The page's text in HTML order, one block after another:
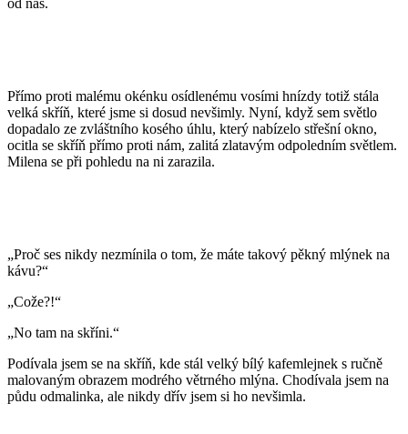
od nás.
Přímo proti malému okénku osídlenému vosími hnízdy totiž stála
velká skříň, které jsme si dosud nevšimly. Nyní, když sem světlo
dopadalo ze zvláštního kosého úhlu, který nabízelo střešní okno,
ocitla se skříň přímo proti nám, zalitá zlatavým odpoledním světlem.
Milena se při pohledu na ni zarazila.
„Proč ses nikdy nezmínila o tom, že máte takový pěkný mlýnek na
kávu?“
„Cože?!“
„No tam na skříni.“
Podívala jsem se na skříň, kde stál velký bílý kafemlejnek s ručně
malovaným obrazem modrého větrného mlýna. Chodívala jsem na
půdu odmalinka, ale nikdy dřív jsem si ho nevšimla.